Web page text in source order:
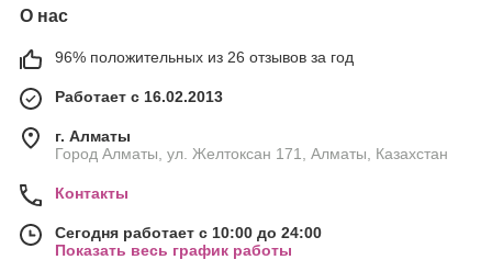
О нас
96% положительных из 26 отзывов за год
Работает с 16.02.2013
г. Алматы
Город Алматы, ул. Желтоксан 171, Алматы, Казахстан
Контакты
Сегодня работает с 10:00 до 24:00
Показать весь график работы